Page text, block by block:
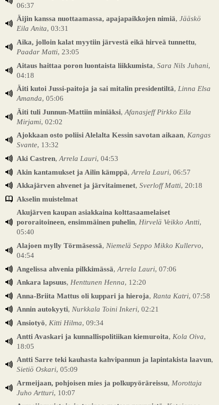
06:37
Äijin kanssa nuottaamassa, apajapaikkojen nimiä, Jääskö
Eila Anita, 03:31
Aika, jolloin kalat myytiin järvestä eikä hirveä tunnettu,
Paadar Matti, 23:05
Aitaus haittaa poron luontaista liikkumista, Sara Nils Juhani,
04:18
Äiti kutoi Jussi-paitoja ja sai mitalin presidentiltä, Linna Elsa
Amanda, 05:06
Äiti tuli Junnun-Mattiin miniäksi, Afanasjeff Pirkko Eila
Mirjami, 02:02
Ajokkaan osto poliisi Alelalta Kessin savotan aikaan, Kangas
Svante, 13:32
Aki Castren, Arrela Lauri, 04:53
Akin kantamukset ja Ailin kämppä, Arrela Lauri, 06:57
Akkajärven ahvenet ja järvitaimenet, Sverloff Matti, 20:18
Akselin muistelmat
Akujärven kaupan asiakkaina kolttasaamelaiset
pororaitoineen, ensimmäinen puhelin, Hirvelä Veikko Antti,
05:40
Alajoen mylly Törmäsessä, Niemelä Seppo Mikko Kullervo,
04:54
Angelissa ahvenia pilkkimässä, Arrela Lauri, 07:06
Ankara lapsuus, Henttunen Henna, 12:20
Anna-Briita Mattus oli kuppari ja hieroja, Ranta Katri, 07:58
Annin autokyyti, Nurkkala Toini Inkeri, 02:21
Ansiotyö, Kitti Hilma, 09:34
Antti Avaskari ja kunnallispolitiikan kiemuroita, Kola Oiva,
18:05
Antti Sarre teki kauhasta kahvipannun ja lapintakista laavun,
Sietiö Oskari, 05:09
Armeijaan, pohjoisen mies ja polkupyöräreissu, Morottaja
Juho Artturi, 10:07